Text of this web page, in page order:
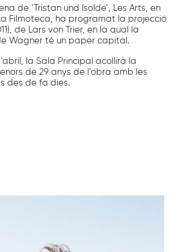
de ‘Tristan und Isolde’, Les Arts, en
Filmoteca, ha programat la projecció
de Lars von Trier, en la qual la
Wagner té un paper capital.
la Sala Principal acollirà la
de 29 anys de l’obra amb les
des de fa dies.